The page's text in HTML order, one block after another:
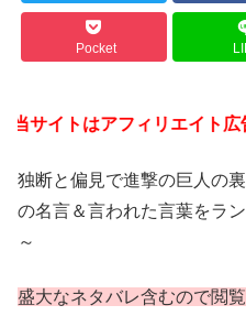
Pocket
トはアフィリエイト広告を利
独断と偏見で進撃の巨人の
の名言＆言われた言葉をラ
～
盛大なネタバレ含むので閲